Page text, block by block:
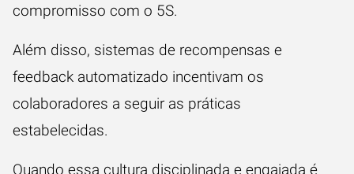
compromisso com o 5S.
Além disso, sistemas de recompensas e
feedback automatizado incentivam os
colaboradores a seguir as práticas
estabelecidas.
Quando essa cultura disciplinada e engajada é